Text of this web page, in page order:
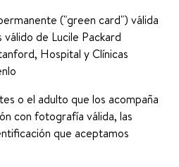
("green card") válida
de Lucile Packard
Hospital y Clínicas
o el adulto que los acompaña
con fotografía válida, las
que aceptamos